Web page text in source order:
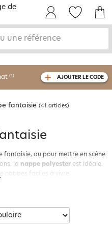
une référence
(1) AJOUTER LE CODE
fantaisie (41 articles)
fantaisie, ou pour mettre en scène
la nappe polyester est idéale.
nappes faciles à vivre.
se lavent en machine facilement